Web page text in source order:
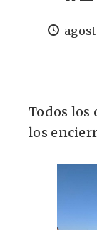
Todos los
los